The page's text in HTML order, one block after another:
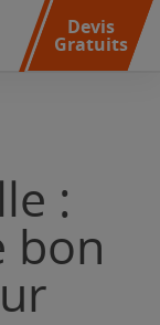
Devis
Gratuits
:
bon